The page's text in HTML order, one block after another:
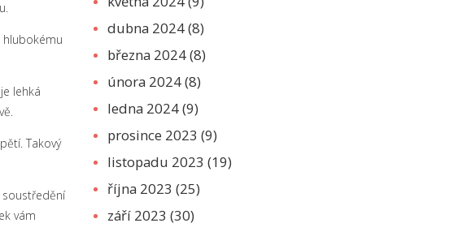
hlubokému
lehká
Takový
vám
dubna 2024(8)
března 2024(8)
února 2024(8)
ledna 2024(9)
prosince 2023 (9)
listopadu 2023 (19)
října 2023 (25)
září 2023 (30)